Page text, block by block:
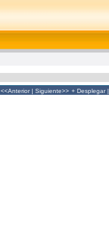
<<Anterior| Siguiente>> + Desplegar|